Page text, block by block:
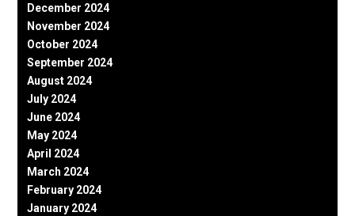
December 2024
November 2024
October 2024
September 2024
August 2024
July 2024
June 2024
May 2024
April 2024
March 2024
February 2024
January 2024